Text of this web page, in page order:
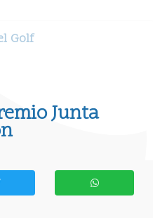
Golf
Junta